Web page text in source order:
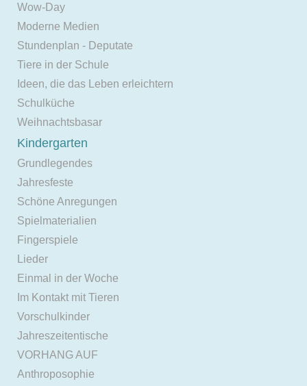
Wow-Day
Moderne Medien
Stundenplan - Deputate
Tiere in der Schule
Ideen, die das Leben erleichtern
Schulküche
Weihnachtsbasar
Kindergarten
Grundlegendes
Jahresfeste
Schöne Anregungen
Spielmaterialien
Fingerspiele
Lieder
Einmal in der Woche
Im Kontakt mit Tieren
Vorschulkinder
Jahreszeitentische
VORHANG AUF
Anthroposophie